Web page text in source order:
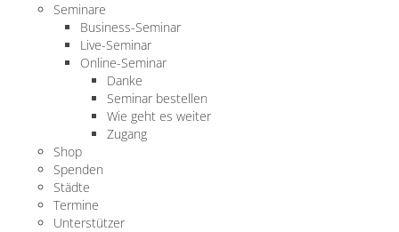
Seminare
Business-Seminar
Live-Seminar
Online-Seminar
Danke
Seminar bestellen
Wie geht es weiter
Zugang
Shop
Spenden
Städte
Termine
Unterstützer